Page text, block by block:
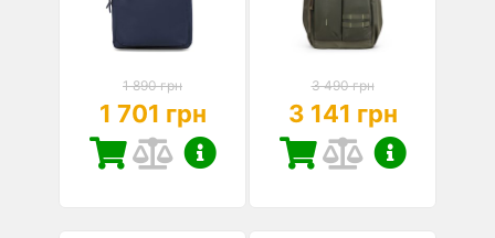
1 890 грн
1 701 грн
3 490 грн
3 141 грн